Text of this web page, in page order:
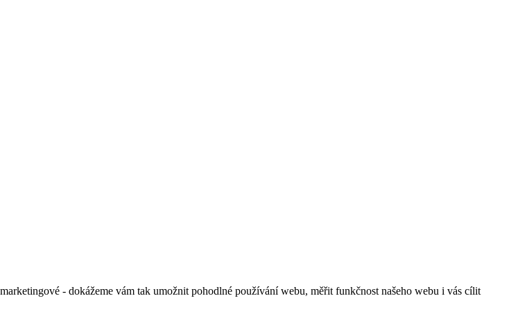
- dokážeme vám tak umožnit pohodlné používání webu, měřit funkčnost našeho webu i vás cílit